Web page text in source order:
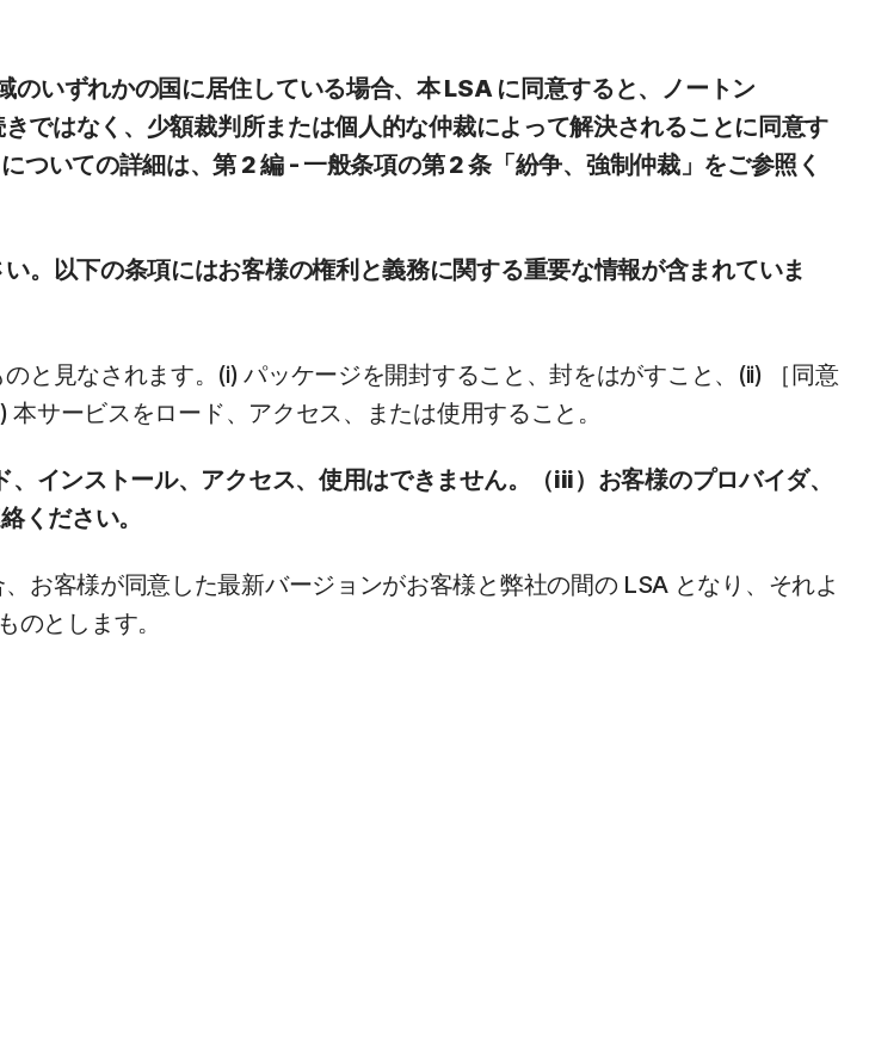
いずれかの国に居住している場合、本 LSA に同意すると、ノートン
ではなく、少額裁判所または個人的な仲裁によって解決されることに同意す
いての詳細は、第 2 編 - 一般条項の第 2 条「紛争、強制仲裁」をご参照く
。以下の条項にはお客様の権利と義務に関する重要な情報が含まれていま
と見なされます。(i) パッケージを開封すること、封をはがすこと、(ii) ［同意
サービスをロード、アクセス、または使用すること。
インストール、アクセス、使用はできません。（iii）お客様のプロバイダ、
ください。
お客様が同意した最新バージョンがお客様と弊社の間の LSA となり、それよ
のとします。